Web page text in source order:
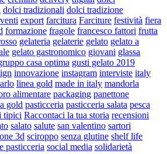
dolci tradizionali dolci tradizione
export farcitura Farciture festività fiera
formazione fragole francesco fattori frutta
gelateria gelaterie gelato gelato a
gelato gastronomico giovani glassa
casa optima gusti gelato 2019
innovazione instagram interviste italy
linea gold made in italy mandorla
alimentare packaging panettone
gold pasticceria pasticceria salata pesca
tipici Raccontaci la tua storia recensioni
salato salute san valentino sartori
3d sciroppo senza glutine shelf life
pasticceria social media solidarietà